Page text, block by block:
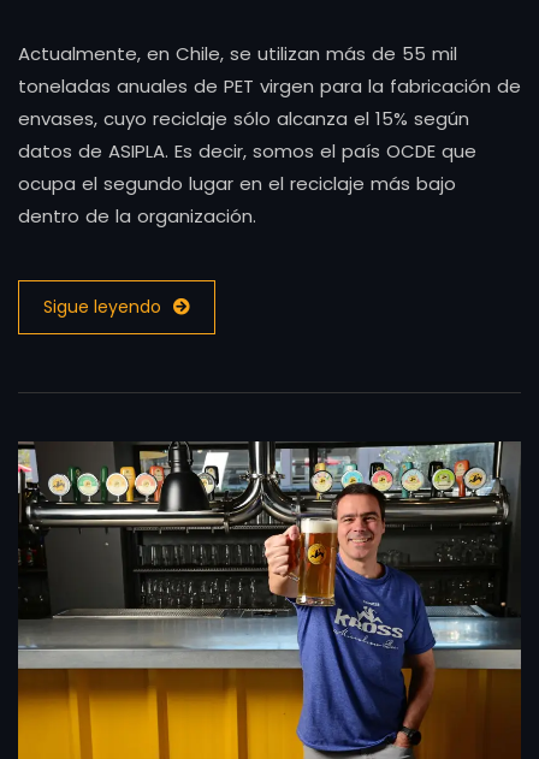
Actualmente, en Chile, se utilizan más de 55 mil
toneladas anuales de PET virgen para la fabricación de
envases, cuyo reciclaje sólo alcanza el 15% según
datos de ASIPLA. Es decir, somos el país OCDE que
ocupa el segundo lugar en el reciclaje más bajo
dentro de la organización.
Sigue leyendo